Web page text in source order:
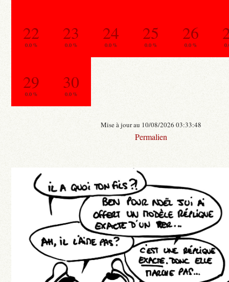
22
0.0 %
23
0.0 %
24
0.0 %
25
0.0 %
26
0.0 %
29
0.0 %
30
0.0 %
Mise à jour au 10/08/2026 03:33:48
Permalien